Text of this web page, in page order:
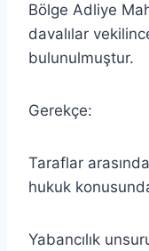
Bölge Adliye
davalılar
bulunulmuştur.
Gerekçe:
Taraflar
hukuk
Yabancılık